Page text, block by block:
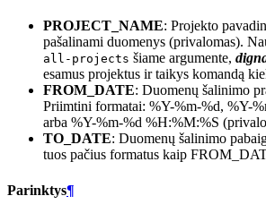
PROJECT_NAME: Projekto
pašalinami duomenys (privalomas).
all-projects šiame argumente,
esamus projektus ir taikys komandą
FROM_DATE: Duomenų šalinimo
Priimtini formatai: %Y-%m-%d, %Y-
arba %Y-%m-%d %H:%M:%S
TO_DATE: Duomenų šalinimo
tuos pačius formatus kaip
Parinktys¶